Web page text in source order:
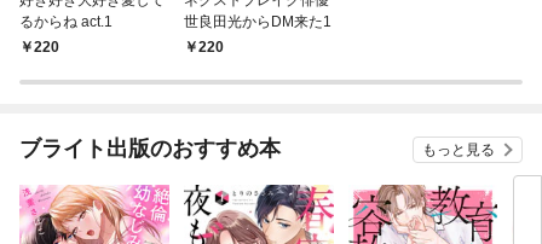
るからね act.1
220
世良田光からDM来た1
220
ブライト出版のおすすめ本 もっと見る